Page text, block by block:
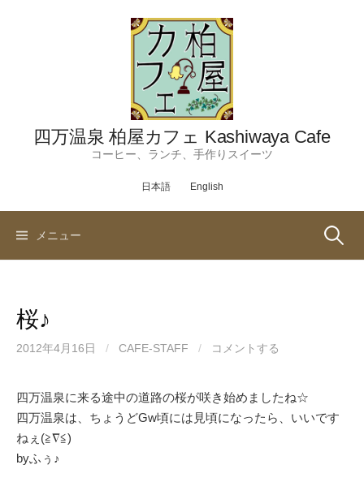
四万温泉 柏屋カフェ Kashiwaya Cafe
コーヒー、ランチ、手作りスイーツ
日本語 English
メニュー 検
桜♪
2012年4月16日 / CAFE-STAFF / コメントする
四万温泉に来る途中の道路の桜が咲き始めましたね☆
四万温泉は、ちょうどGw頃には見頃になったら、いいです
ねぇ(≧∇≦)
byふぅ♪